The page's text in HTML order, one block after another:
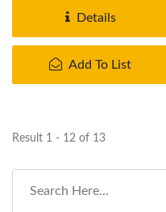
Details
Add To List
Result 1 - 12 of 13